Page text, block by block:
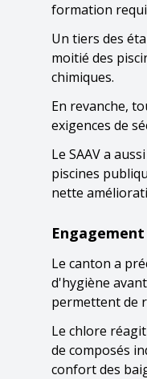
formation
Un tiers des
moitié des
chimiques.
En revanche,
exigences de
Le SAAV a
piscines
nette
Le canton a
d'hygiène
permettent de
Le chlore
de composés
confort des